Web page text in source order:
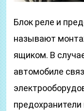
Блок реле и
называют
ящиком. В
автомобиле
предохранители